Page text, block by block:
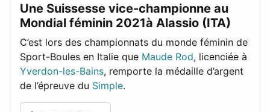
Une Suissesse vice-championne au
Mondial féminin 2021à Alassio (ITA)
C’est lors des championnats du monde féminin de
Sport-Boules en Italie que Maude Rod, licenciée à
Yverdon-les-Bains, remporte la médaille d’argent
de l’épreuve du Simple.